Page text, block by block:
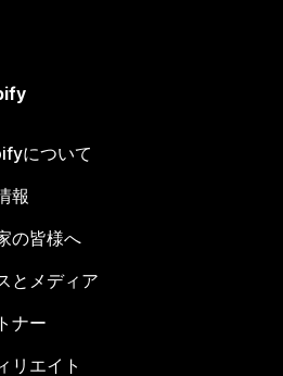
について
報
の皆様へ
とメディア
ナー
リエイト